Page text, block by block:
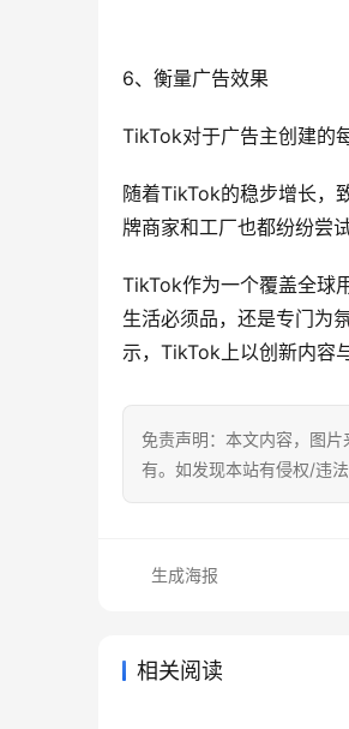
6、衡量广告效果
TikTok对于广告主创建的
随着TikTok的稳步增长，
牌商家和工厂也都纷纷尝
TikTok作为一个覆盖全球
生活必须品，还是专门为
示，TikTok上以创新内容
免责声明：本文内容，图
有。如发现本站有侵权/违
生成海报
相关阅读